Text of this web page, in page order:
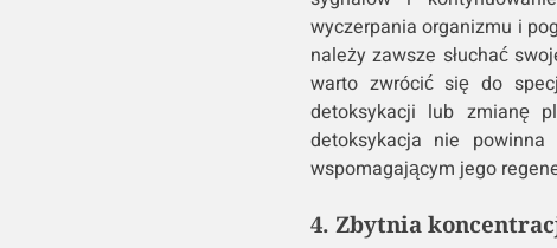
wyczerpania organizmu i
należy zawsze słuchać
warto zwrócić się do
detoksykacji lub zmianę
detoksykacja nie
wspomagającym jego
4. Zbytnia